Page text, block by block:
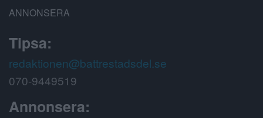
ANNONSERA
Tipsa:
redaktionen@battrestadsdel.se
070-9449519
Annonsera: